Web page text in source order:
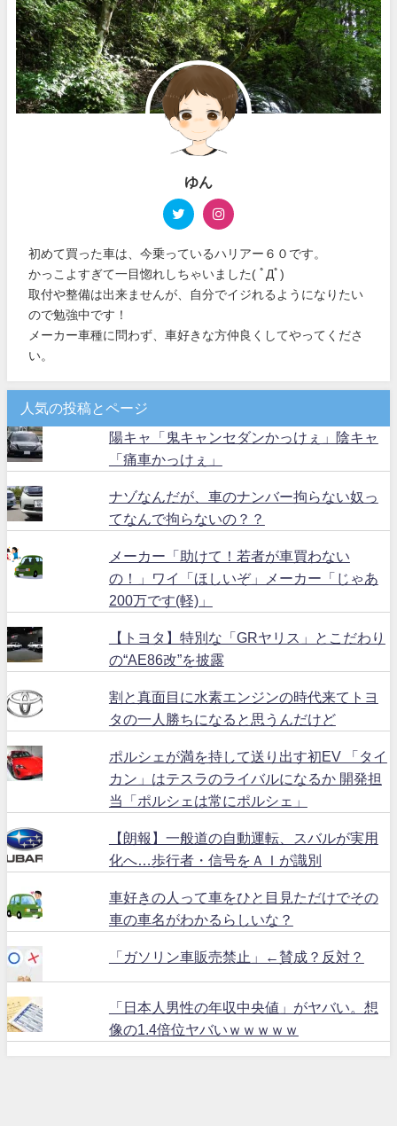
ゆん
初めて買った車は、今乗っているハリアー６０です。
かっこよすぎて一目惚れしちゃいました( ﾟДﾟ)
取付や整備は出来ませんが、自分でイジれるようになりたい
ので勉強中です！
メーカー車種に問わず、車好きな方仲良くしてやってくださ
い。
人気の投稿とページ
陽キャ「鬼キャンセダンかっけぇ」陰キャ
「痛車かっけぇ」
ナゾなんだが、車のナンバー拘らない奴っ
てなんで拘らないの？？
メーカー「助けて！若者が車買わない
の！」ワイ「ほしいぞ」メーカー「じゃあ
200万です(軽)」
【トヨタ】特別な「GRヤリス」とこだわり
の“AE86改”を披露
割と真面目に水素エンジンの時代来てトヨ
タの一人勝ちになると思うんだけど
ポルシェが満を持して送り出す初EV 「タイ
カン」はテスラのライバルになるか 開発担
当「ポルシェは常にポルシェ」
【朗報】一般道の自動運転、スバルが実用
化へ…歩行者・信号をＡＩが識別
車好きの人って車をひと目見ただけでその
車の車名がわかるらしいな？
「ガソリン車販売禁止」←賛成？反対？
「日本人男性の年収中央値」がヤバい。想
像の1.4倍位ヤバいｗｗｗｗｗ